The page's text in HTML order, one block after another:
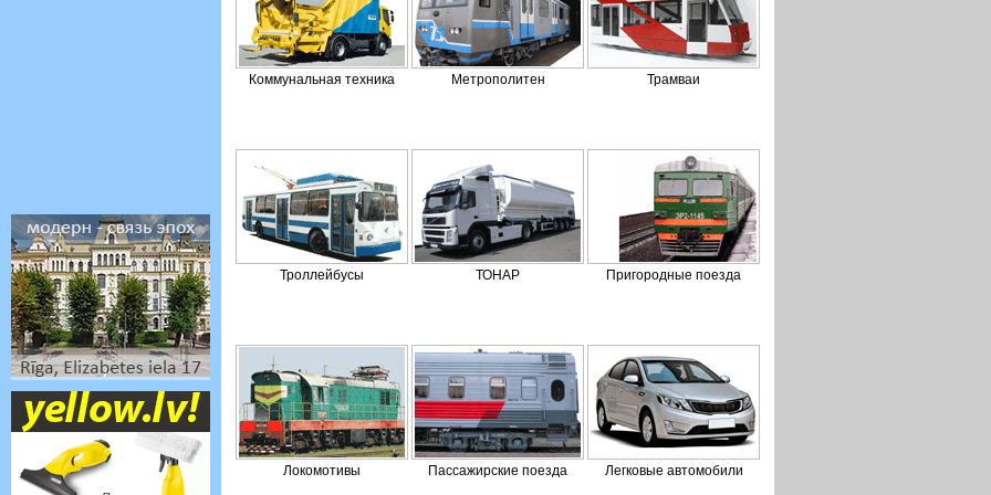
Коммунальная техника Метрополитен Трамваи
Троллейбусы ТОНАР Пригородные поезда
Локомотивы Пассажирские поезда Легковые автомобили